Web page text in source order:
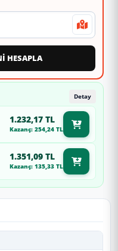
HESAPLA
Detay
1.232,17 TL
Kazanç: 254,24 TL
1.351,09 TL
Kazanç: 135,33 TL